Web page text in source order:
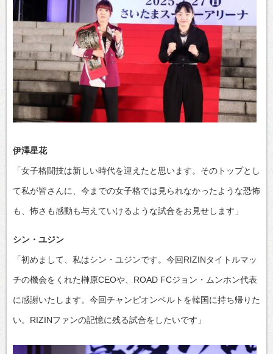
伊澤星花
「女子格闘技は新しい時代を迎えたと思います。そのトップとし
て私が皆さんに、今までの女子格では見られなかったような恐怖
も、怖さも感動も与えていけるような試合をお見せします」
シン・ユジン
「初めまして、私はシン・ユジンです。今回RIZINタイトルマッ
チの機会をくれた榊原CEOや、ROAD FCジョン・ムンホン代表
に感謝いたします。今回チャンピオンベルトを韓国に持ち帰りた
い。RIZINファンの記憶に残る試合をしたいです」